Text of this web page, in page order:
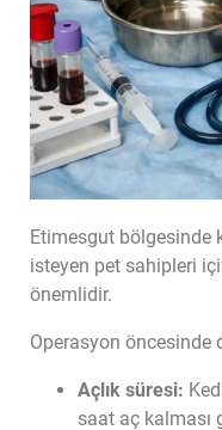
Etimesgut bölgesinde
isteyen pet sahipleri
önemlidir.
Operasyon öncesinde
Açlık süresi:
saat aç kalması